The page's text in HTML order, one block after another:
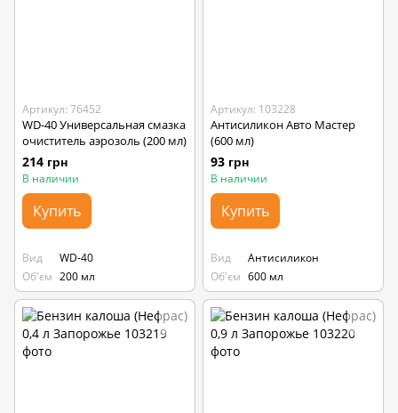
Артикул: 76452
WD-40 Универсальная смазка
очиститель аэрозоль (200 мл)
214 грн
В наличии
Купить
Вид
WD-40
Об'єм 200 мл
Артикул: 103228
Антисиликон Авто Мастер
(600 мл)
93 грн
В наличии
Купить
Вид
Антисиликон
Об'єм 600 мл